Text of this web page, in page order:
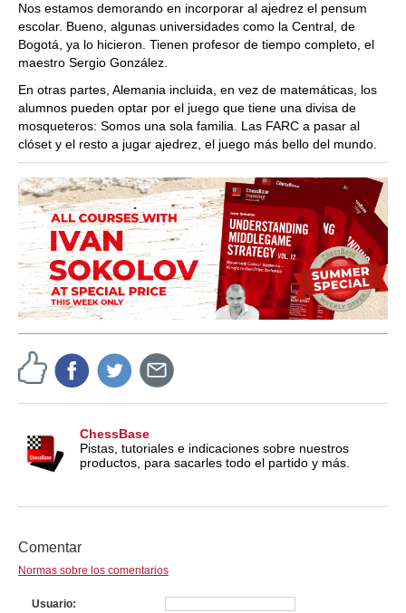
Nos estamos demorando en incorporar al ajedrez el pensum
escolar. Bueno, algunas universidades como la Central, de
Bogotá, ya lo hicieron. Tienen profesor de tiempo completo, el
maestro Sergio González.
En otras partes, Alemania incluida, en vez de matemáticas, los
alumnos pueden optar por el juego que tiene una divisa de
mosqueteros: Somos una sola familia. Las FARC a pasar al
clóset y el resto a jugar ajedrez, el juego más bello del mundo.
ChessBase
Pistas, tutoriales e indicaciones sobre nuestros
productos, para sacarles todo el partido y más.
Comentar
Normas sobre los comentarios
Usuario